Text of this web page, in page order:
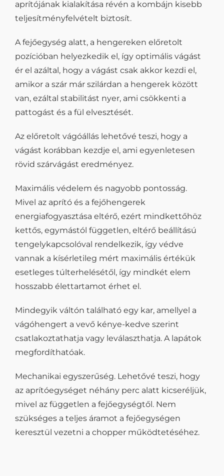
aprítójának kialakítása révén a kombájn kisebb
teljesítményfelvételt biztosít.
A fejőegység alatt, a hengereken előretolt
pozícióban helyezkedik el, így optimális vágást
ér el azáltal, hogy a vágást csak akkor kezdi el,
amikor a szár már szilárdan a hengerek között
van, ezáltal stabilitást nyer, ami csökkenti a
pattogást és a fül elvesztését.
Az előretolt vágóállás lehetővé teszi, hogy a
vágást korábban kezdje el, ami egyenletesen
rövid szárvágást eredményez.
Maximális védelem és nagyobb pontosság.
Mivel az aprító és a fejőhengerek
energiafogyasztása eltérő, ezért mindkettőhöz
kettős, egymástól független, eltérő beállítású
tengelykapcsolóval rendelkezik, így védve
vannak a kísérletileg mért maximális értékük
esetleges túlterhelésétől, így mindkét elem
hosszabb élettartamot érhet el.
Mindegyik váltón található egy kar, amellyel a
vágóhengert a vevő kénye-kedve szerint
csatlakoztathatja vagy leválaszthatja. A lapátok
megfordíthatóak.
Mechanikai egyszerűség. Lehetővé teszi, hogy
az aprítóegységet néhány perc alatt kicseréljük,
mivel az független a fejőegységtől. Nem
szükséges a teljes áramot a fejőegységen
keresztül vezetni a chopper működtetéséhez.